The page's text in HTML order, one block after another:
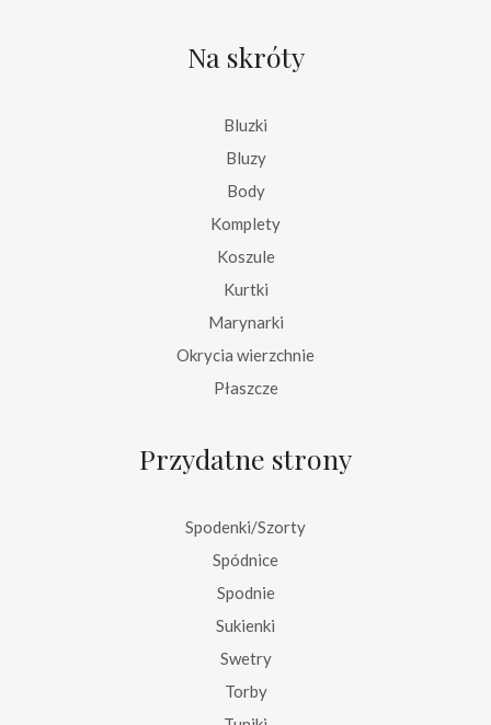
Na skróty
Bluzki
Bluzy
Body
Komplety
Koszule
Kurtki
Marynarki
Okrycia wierzchnie
Płaszcze
Przydatne strony
Spodenki/Szorty
Spódnice
Spodnie
Sukienki
Swetry
Torby